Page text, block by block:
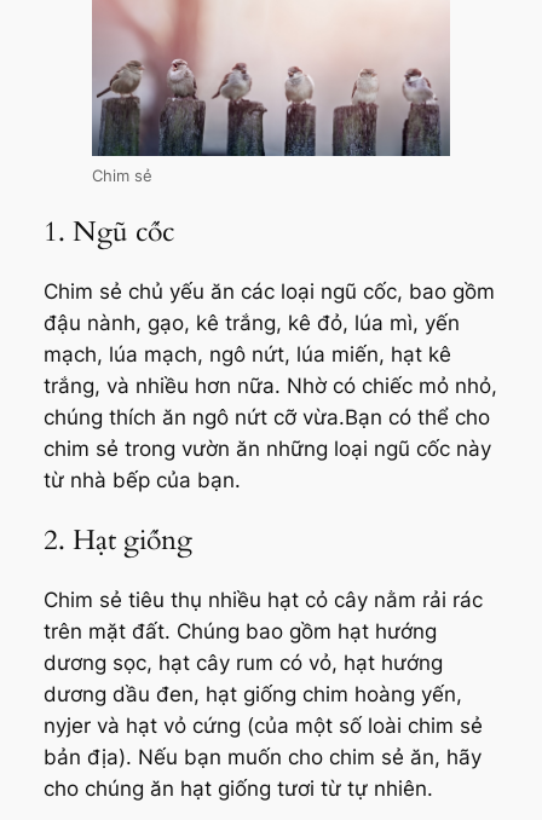
Chim sẻ
1. Ngũ cốc
Chim sẻ chủ yếu ăn các loại ngũ cốc, bao gồm
đậu nành, gạo, kê trắng, kê đỏ, lúa mì, yến
mạch, lúa mạch, ngô nứt, lúa miến, hạt kê
trắng, và nhiều hơn nữa. Nhờ có chiếc mỏ nhỏ,
chúng thích ăn ngô nứt cỡ vừa.Bạn có thể cho
chim sẻ trong vườn ăn những loại ngũ cốc này
từ nhà bếp của bạn.
2. Hạt giống
Chim sẻ tiêu thụ nhiều hạt cỏ cây nằm rải rác
trên mặt đất. Chúng bao gồm hạt hướng
dương sọc, hạt cây rum có vỏ, hạt hướng
dương dầu đen, hạt giống chim hoàng yến,
nyjer và hạt vỏ cứng (của một số loài chim sẻ
bản địa). Nếu bạn muốn cho chim sẻ ăn, hãy
cho chúng ăn hạt giống tươi từ tự nhiên.